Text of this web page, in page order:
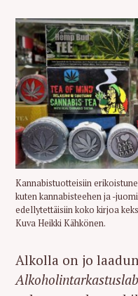
Kannabistuotteisiin
kuten kannabisteehen ja -
edellytettäisiin koko kirjoa
Kuva Heikki Kähkönen.
Alkolla on jo